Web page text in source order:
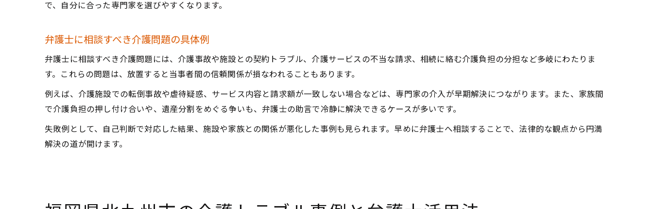
弁護士依頼でトラブル再発を防ぐ方法
で、自分に合った専門家を選びやすくなります。
弁護士に相談すべき介護問題の具体例
弁護士に相談すべき介護問題には、介護事故や施設との契約トラブル、介護サービスの不当な請求、相続に絡む介護負担の分担など多岐にわたりま
す。これらの問題は、放置すると当事者間の信頼関係が損なわれることもあります。
例えば、介護施設での転倒事故や虐待疑惑、サービス内容と請求額が一致しない場合などは、専門家の介入が早期解決につながります。また、家族間
で介護負担の押し付け合いや、遺産分割をめぐる争いも、弁護士の助言で冷静に解決できるケースが多いです。
失敗例として、自己判断で対応した結果、施設や家族との関係が悪化した事例も見られます。早めに弁護士へ相談することで、法律的な観点から円満
解決の道が開けます。